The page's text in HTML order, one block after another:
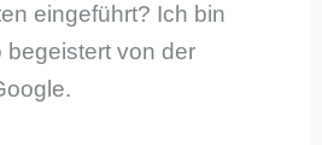
eingeführt? Ich bin
begeistert von der